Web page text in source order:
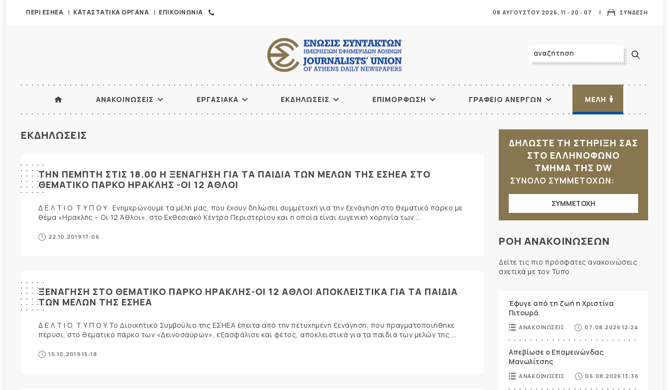
ΠΕΡΙ ΕΣΗΕΑ ΚΑΤΑΣΤΑΤΙΚΑ ΟΡΓΑΝΑ ΕΠΙΚΟΙΝΩΝΙΑ ΣΥΝΔΕΣΗ
08 ΑΥΓΟΥΣΤΟΥ 2026, 11 : 20 : 08
ΑΝΑΚΟΙΝΩΣΕΙΣ ΕΡΓΑΣΙΑΚΑ ΕΚΔΗΛΩΣΕΙΣ ΕΠΙΜΟΡΦΩΣΗ ΓΡΑΦΕΙΟ ΑΝΕΡΓΩΝ ΜΕΛΗ
ΕΚΔΗΛΩΣΕΙΣ
ΤΗΝ ΠΕΜΠΤΗ ΣΤΙΣ 18.00 Η ΞΕΝΑΓΗΣΗ ΓΙΑ ΤΑ ΠΑΙΔΙΑ ΤΩΝ ΜΕΛΩΝ ΤΗΣ ΕΣΗΕΑ ΣΤΟ
ΘΕΜΑΤΙΚΟ ΠΑΡΚΟ ΗΡΑΚΛΗΣ -ΟΙ 12 ΑΘΛΟΙ
Δ Ε Λ Τ Ι Ο Τ Υ Π Ο Υ Ενημερώνουμε τα μέλη μας, που έχουν δηλώσει συμμετοχή για την ξενάγηση στο θεματικό πάρκο με
θέμα «Ηρακλής – Οι 12 Άθλοι», στο Εκθεσιακό Κέντρο Περιστερίου και η οποία είναι ευγενική χορηγία των ...
22.10.2019 17:06
ΞΕΝΑΓΗΣΗ ΣΤΟ ΘΕΜΑΤΙΚΟ ΠΑΡΚΟ ΗΡΑΚΛΗΣ-ΟΙ 12 ΑΘΛΟΙ ΑΠΟΚΛΕΙΣΤΙΚΑ ΓΙΑ ΤΑ ΠΑΙΔΙΑ
ΤΩΝ ΜΕΛΩΝ ΤΗΣ ΕΣΗΕΑ
Δ Ε Λ Τ Ι Ο Τ Υ Π Ο Υ Το Διοικητικό Συμβούλιο της ΕΣΗΕΑ έπειτα από την πετυχημένη ξενάγηση, που πραγματοποιήθηκε
πέρυσι, στο θεματικό πάρκο των «Δεινοσαύρων», εξασφάλισε και φέτος, αποκλειστικά για τα παιδιά των μελών της ...
15.10.2019 15:18
ΔΗΛΩΣΤΕ ΤΗ ΣΤΗΡΙΞΗ ΣΑΣ
ΣΤΟ ΕΛΛΗΝΟΦΩΝΟ
ΤΜΗΜΑ ΤΗΣ DW
ΣΥΝΟΛΟ ΣΥΜΜΕΤΟΧΩΝ:
ΣΥΜΜΕΤΟΧΗ
ΡΟΗ ΑΝΑΚΟΙΝΩΣΕΩΝ
Δείτε τις πιο πρόσφατες ανακοινώσεις
σχετικά με τον Τύπο.
Έφυγε από τη ζωή η Χριστίνα
Πιτουρά
ΑΝΑΚΟΙΝΩΣΕΙΣ 07.08.2026 12:24
Απεβίωσε ο Επαμεινώνδας
Μανωλίτσης
ΑΝΑΚΟΙΝΩΣΕΙΣ 06.08.2026 13:36